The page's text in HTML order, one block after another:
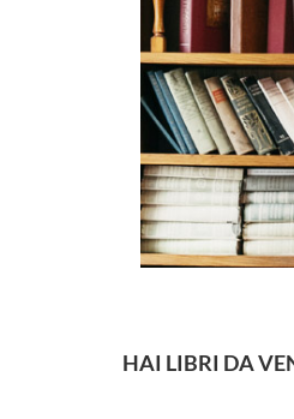
HAI LIBRI DA